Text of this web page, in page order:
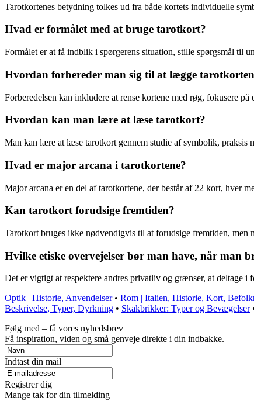
Tarotkortenes betydning tolkes ud fra både kortets individuelle
Hvad er formålet med at bruge tarotkort?
Formålet er at få indblik i spørgerens situation, stille spørgsmål til
Hvordan forbereder man sig til at lægge
Forberedelsen kan inkludere at rense kortene med røg, fokusere
Hvordan kan man lære at læse tarotkort?
Man kan lære at læse tarotkort gennem studie af symbolik,
Hvad er major arcana i tarotkortene?
Major arcana er en del af tarotkortene, der består af 22 kort, hver
Kan tarotkort forudsige fremtiden?
Tarotkort bruges ikke nødvendigvis til at forudsige fremtiden,
Hvilke etiske overvejelser bør man have, når man
Det er vigtigt at respektere andres privatliv og grænser, at deltage
Optik | Historie, Anvendelser• Rom | Italien, Historie, Kort,
Beskrivelse, Typer, Dyrkning • Skakbrikker: Typer og Bevægelser
Følg med – få vores nyhedsbrev
Få inspiration, viden og små genveje direkte i din indbakke.
Indtast din mail
Registrer dig
Mange tak for din tilmelding